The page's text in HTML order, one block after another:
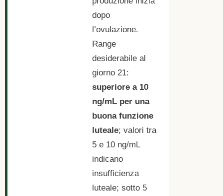
dopo
l’ovulazione.
Range
desiderabile al
giorno 21:
superiore a 10
ng/mL per una
buona funzione
luteale; valori tra
5 e 10 ng/mL
indicano
insufficienza
luteale; sotto 5